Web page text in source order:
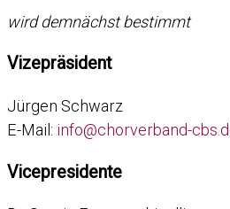
wird demnächst bestimmt
Vizepräsident
Jürgen Schwarz
E-Mail: info@chorverband-
Vicepresidente